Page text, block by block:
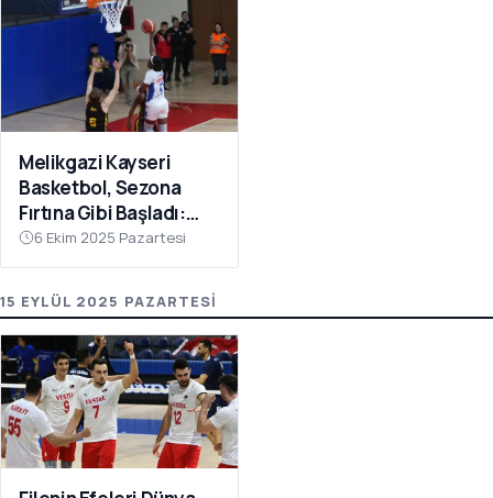
Melikgazi Kayseri
Basketbol, Sezona
Fırtına Gibi Başladı:
Dardanel Çanakkale’yi
Farklı Geçti
6 Ekim 2025 Pazartesi
15 EYLÜL 2025 PAZARTESI